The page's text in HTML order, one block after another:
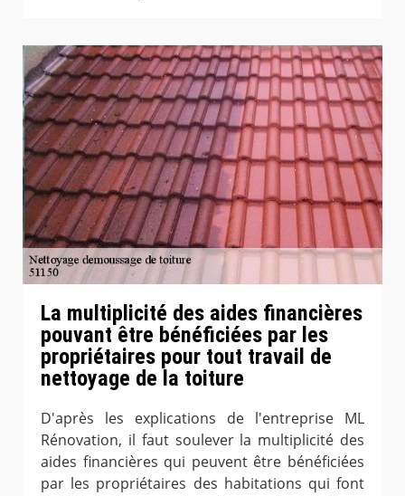
La multiplicité des aides financières
pouvant être bénéficiées par les
propriétaires pour tout travail de
nettoyage de la toiture
D'après les explications de l'entreprise ML
Rénovation, il faut soulever la multiplicité des
aides financières qui peuvent être bénéficiées
par les propriétaires des habitations qui font